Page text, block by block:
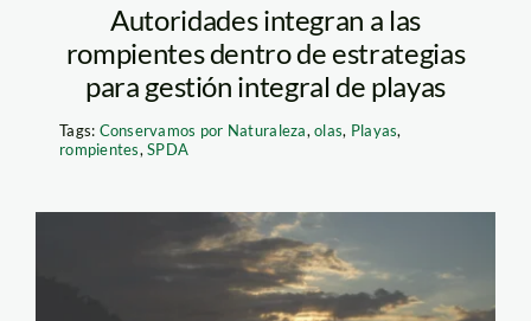
Autoridades integran a las
rompientes dentro de estrategias
para gestión integral de playas
Tags: Conservamos por Naturaleza,olas, Playas,
rompientes,SPDA
PROTEGE-TUS-OLAS